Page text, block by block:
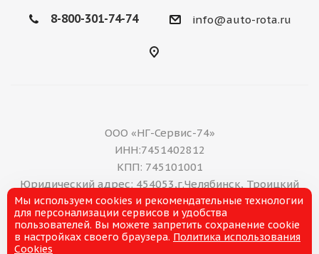
8-800-301-74-74 info@auto-rota.ru
ООО «НГ-Сервис-74»
ИНН:7451402812
КПП: 745101001
Юридический адрес: 454053,г.Челябинск, Троицкий
тракт, дом 11 А, нежилое помещение 16
E-mail: office@ng-servis.ru
8(351)211-21-07
Мы используем cookies и рекомендательные технологии
для персонализации сервисов и удобства
пользователей. Вы можете запретить сохранение cookie
в настройках своего браузера. Политика использования
Cookies